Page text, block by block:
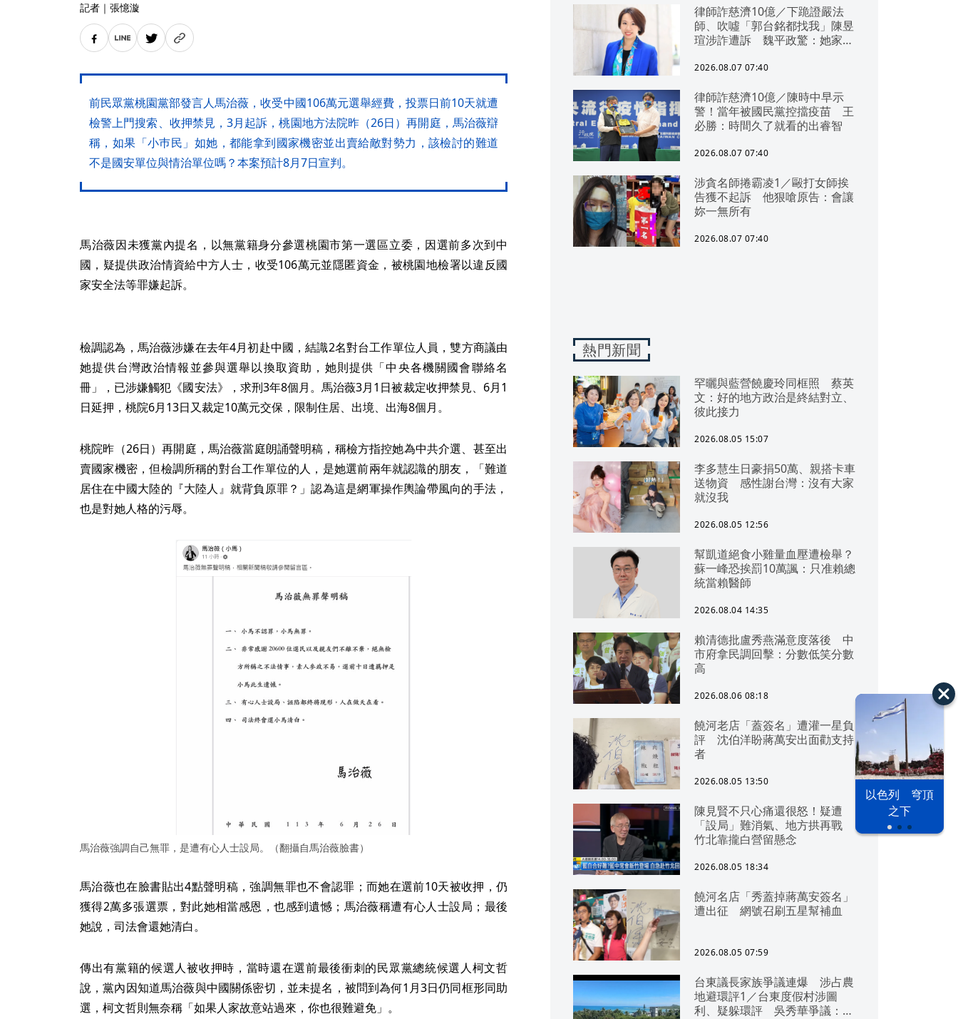
以色列 穹頂
之下
記者 ｜ 張憶漩
前民眾黨桃園黨部發言人馬治薇，收受中國106萬元選舉經費，投票日前10天就遭
檢警上門搜索、收押禁見，3月起訴，桃園地方法院昨（26日）再開庭，馬治薇辯
稱，如果「小巿民」如她，都能拿到國家機密並出賣給敵對勢力，該檢討的難道
不是國安單位與情治單位嗎？本案預計8月7日宣判。
馬治薇因未獲黨內提名，以無黨籍身分參選桃園市第一選區立委，因選前多次到中
國，疑提供政治情資給中方人士，收受106萬元並隱匿資金，被桃園地檢署以違反國
家安全法等罪嫌起訴。
檢調認為，馬治薇涉嫌在去年4月初赴中國，結識2名對台工作單位人員，雙方商議由
她提供台灣政治情報並參與選舉以換取資助，她則提供「中央各機關國會聯絡名
冊」，已涉嫌觸犯《國安法》，求刑3年8個月。馬治薇3月1日被裁定收押禁見、6月1
日延押，桃院6月13日又裁定10萬元交保，限制住居、出境、出海8個月。
桃院昨（26日）再開庭，馬治薇當庭朗誦聲明稿，稱檢方指控她為中共介選、甚至出
賣國家機密，但檢調所稱的對台工作單位的人，是她選前兩年就認識的朋友，「難道
居住在中國大陸的『大陸人』就背負原罪？」認為這是網軍操作輿論帶風向的手法，
也是對她人格的污辱。
馬治薇強調自己無罪，是遭有心人士設局。（翻攝自馬治薇臉書）
馬治薇也在臉書貼出4點聲明稿，強調無罪也不會認罪；而她在選前10天被收押，仍
獲得2萬多張選票，對此她相當感恩，也感到遺憾；馬治薇稱遭有心人士設局；最後
她說，司法會還她清白。
傳出有黨籍的候選人被收押時，當時還在選前最後衝刺的民眾黨總統候選人柯文哲
說，黨內因知道馬治薇與中國關係密切，並未提名，被問到為何1月3日仍同框形同助
選，柯文哲則無奈稱「如果人家故意站過來，你也很難避免」。
律師詐慈濟10億／下跪證嚴法
師、吹噓「郭台銘都找我」陳昱
瑄涉詐遭訴 魏平政驚：她家底
2026.08.07 07:40
律師詐慈濟10億／陳時中早示
警！當年被國民黨控擋疫苗 王
必勝：時間久了就看的出睿智
2026.08.07 07:40
涉貪名師捲霸凌1／毆打女師挨
告獲不起訴 他狠嗆原告：會讓
妳一無所有
2026.08.07 07:40
熱門新聞
罕曬與藍營饒慶玲同框照 蔡英
文：好的地方政治是終結對立、
彼此接力
2026.08.05 15:07
李多慧生日豪捐50萬、親搭卡車
送物資 感性謝台灣：沒有大家
就沒我
2026.08.05 12:56
幫凱道絕食小雞量血壓遭檢舉？
蘇一峰恐挨罰10萬諷：只准賴總
統當賴醫師
2026.08.04 14:35
賴清德批盧秀燕滿意度落後 中
市府拿民調回擊：分數低笑分數
高
2026.08.06 08:18
饒河老店「蓋簽名」遭灌一星負
評 沈伯洋盼蔣萬安出面勸支持
者
2026.08.05 13:50
陳見賢不只心痛還很怒！疑遭
「設局」難消氣、地方拱再戰
竹北靠攏白營留懸念
2026.08.05 18:34
饒河名店「秀蓋掉蔣萬安簽名」
遭出征 網號召刷五星幫補血
2026.08.05 07:59
台東議長家族爭議連爆 涉占農
地避環評1／台東度假村涉圖
利、疑躲環評 吳秀華爭議：概